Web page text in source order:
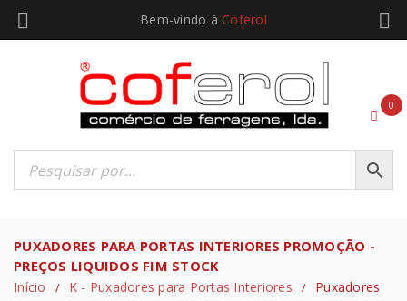
Bem-vindo à Coferol
0
PUXADORES PARA PORTAS INTERIORES PROMOÇÃO -
PREÇOS LIQUIDOS FIM STOCK
Início / K - Puxadores para Portas Interiores /
Puxadores